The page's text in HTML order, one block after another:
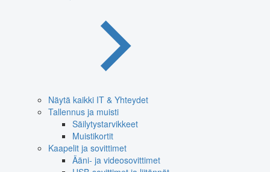
Näytä kaikki IT & Yhteydet
Tallennus ja muisti
Säilytystarvikkeet
Muistikortit
Kaapelit ja sovittimet
Ääni- ja videosovittimet